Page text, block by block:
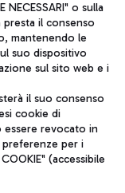
direzione e
13032990155 P.
Fiumicino (RM)
NECESSARI" o sulla
il consenso
mantenendo le
suo dispositivo
sul sito web e i
il suo consenso
cookie di
revocato in
preferenze per i
(accessibile